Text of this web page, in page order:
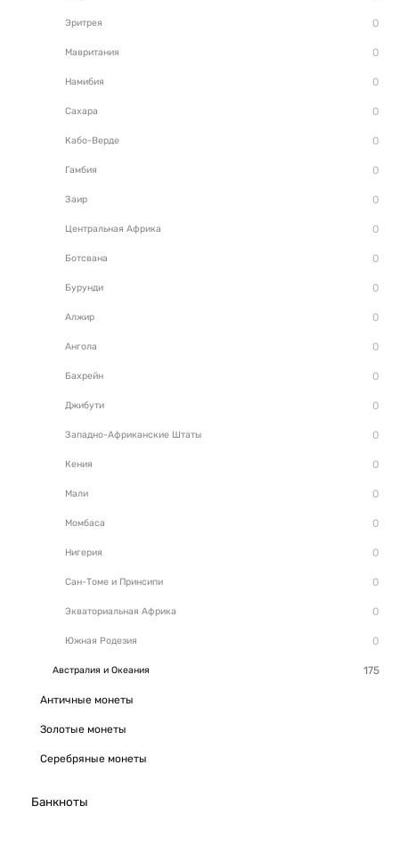
Эритрея
Мавритания
Намибия
Сахара
Кабо-Верде
Гамбия
Заир
Центральная Африка
Ботсвана
Бурунди
Алжир
Ангола
Бахрейн
Джибути
Западно-Африканские Штаты
Кения
Мали
Момбаса
Нигерия
Сан-Томе и Принсипи
Экваториальная Африка
Южная Родезия
Австралия и Океания
Античные монеты
Золотые монеты
Серебряные монеты
Банкноты